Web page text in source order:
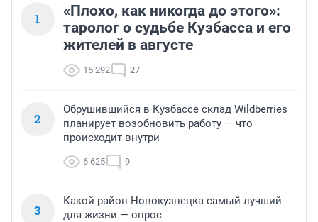
1
«Плохо, как никогда до этого»:
таролог о судьбе Кузбасса и его
жителей в августе
15 292 27
2
Обрушившийся в Кузбассе склад Wildberries
планирует возобновить работу — что
происходит внутри
6 625 9
3
Какой район Новокузнецка самый лучший
для жизни — опрос